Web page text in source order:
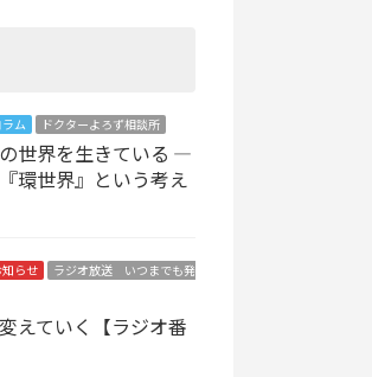
ラム ドクターよろず相談所
世界を生きている ―
環世界』という考え
知らせ
ラジオ放送 いつまでも発
えていく【ラジオ番